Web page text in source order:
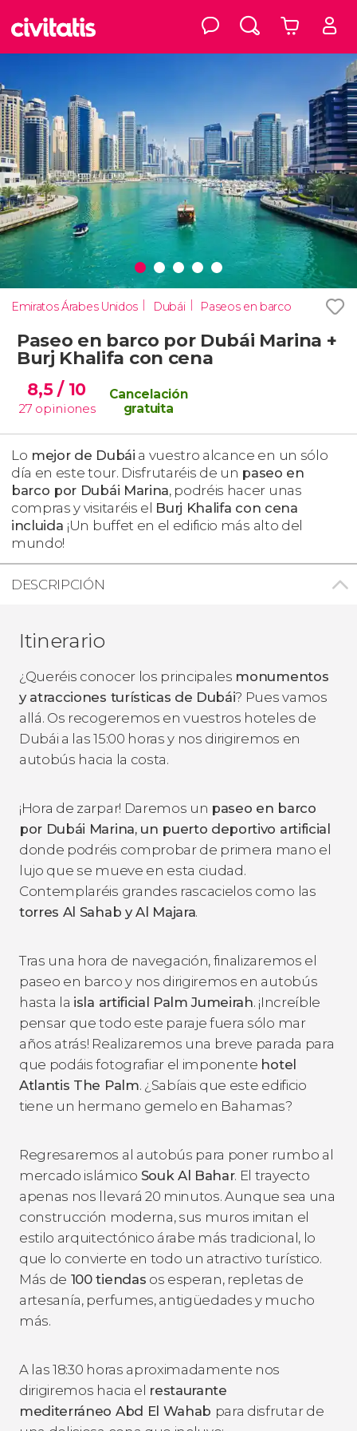
Emiratos Árabes Unidos Dubái Paseos en barco
Paseo en barco por Dubái Marina +
Burj Khalifa con cena
8,5/ 10
27 opiniones
Cancelación
gratuita
Lo mejor de Dubái a vuestro alcance en un sólo
día en este tour. Disfrutaréis de un paseo en
barco por Dubái Marina, podréis hacer unas
compras y visitaréis el Burj Khalifa con cena
incluida ¡Un buffet en el edificio más alto del
mundo!
DESCRIPCIÓN
Itinerario
¿Queréis conocer los principales monumentos
y atracciones turísticas de Dubái? Pues vamos
allá. Os recogeremos en vuestros hoteles de
Dubái a las 15:00 horas y nos dirigiremos en
autobús hacia la costa.
¡Hora de zarpar! Daremos un paseo en barco
por Dubái Marina, un puerto deportivo artificial
donde podréis comprobar de primera mano el
lujo que se mueve en esta ciudad.
Contemplaréis grandes rascacielos como las
torres Al Sahab y Al Majara.
Tras una hora de navegación, finalizaremos el
paseo en barco y nos dirigiremos en autobús
hasta la isla artificial Palm Jumeirah. ¡Increíble
pensar que todo este paraje fuera sólo mar
años atrás! Realizaremos una breve parada para
que podáis fotografiar el imponente hotel
Atlantis The Palm. ¿Sabíais que este edificio
tiene un hermano gemelo en Bahamas?
Regresaremos al autobús para poner rumbo al
mercado islámico Souk Al Bahar. El trayecto
apenas nos llevará 20 minutos. Aunque sea una
construcción moderna, sus muros imitan el
estilo arquitectónico árabe más tradicional, lo
que lo convierte en todo un atractivo turístico.
Más de 100 tiendas os esperan, repletas de
artesanía, perfumes, antigüedades y mucho
más.
A las 18:30 horas aproximadamente nos
dirigiremos hacia el restaurante
mediterráneo Abd El Wahab para disfrutar de